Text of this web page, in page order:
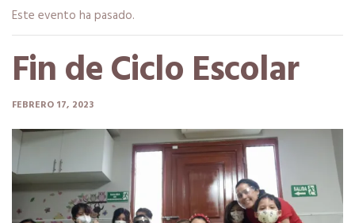
Este evento ha pasado.
Fin de Ciclo Escolar
FEBRERO 17, 2023